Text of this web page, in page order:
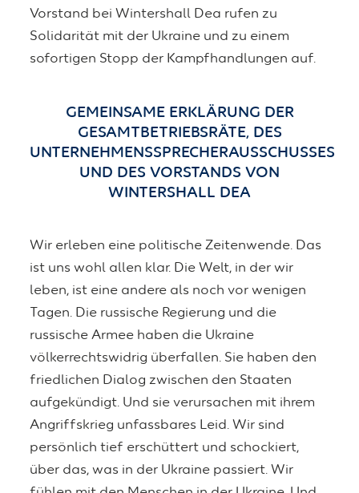
Vorstand bei Wintershall Dea rufen zu
Solidarität mit der Ukraine und zu einem
sofortigen Stopp der Kampfhandlungen auf.
GEMEINSAME ERKLÄRUNG DER
GESAMTBETRIEBSRÄTE, DES
UNTERNEHMENSSPRECHERAUSSCHUSSES
UND DES VORSTANDS VON
WINTERSHALL DEA
Wir erleben eine politische Zeitenwende. Das
ist uns wohl allen klar. Die Welt, in der wir
leben, ist eine andere als noch vor wenigen
Tagen. Die russische Regierung und die
russische Armee haben die Ukraine
völkerrechtswidrig überfallen. Sie haben den
friedlichen Dialog zwischen den Staaten
aufgekündigt. Und sie verursachen mit ihrem
Angriffskrieg unfassbares Leid. Wir sind
persönlich tief erschüttert und schockiert,
über das, was in der Ukraine passiert. Wir